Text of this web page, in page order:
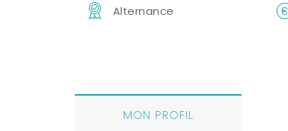
Alternance
MON PROFIL